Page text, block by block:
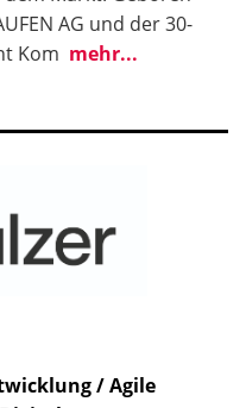
AG und der 30-
Kom mehr...
/ Agile